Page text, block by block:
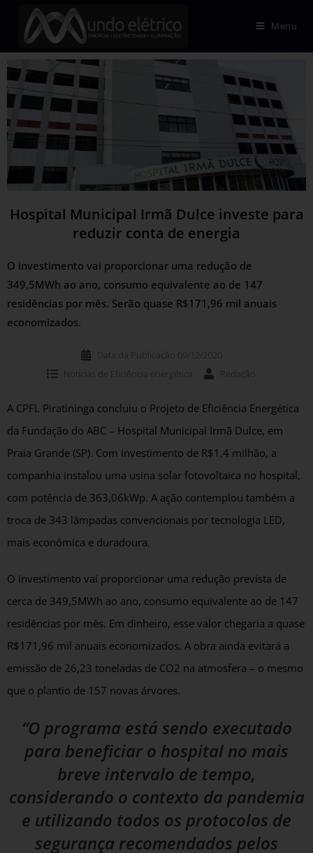
Menu
Hospital Municipal Irmã Dulce investe para
reduzir conta de energia
O investimento vai proporcionar uma redução de
349,5MWh ao ano, consumo equivalente ao de 147
residências por mês. Serão quase R$171,96 mil anuais
economizados.
Data da Publicação
09/12/2020
Notícias de
Eficiência energética Redação
A CPFL Piratininga concluiu o Projeto de Eficiência Energética
da Fundação do ABC – Hospital Municipal Irmã Dulce, em
Praia Grande (SP). Com investimento de R$1,4 milhão, a
companhia instalou uma usina solar fotovoltaica no hospital,
com potência de 363,06kWp. A ação contemplou também a
troca de 343 lâmpadas convencionais por tecnologia LED,
mais econômica e duradoura.
O investimento vai proporcionar uma redução prevista de
cerca de 349,5MWh ao ano, consumo equivalente ao de 147
residências por mês. Em dinheiro, esse valor chegaria a quase
R$171,96 mil anuais economizados. A obra ainda evitará a
emissão de 26,23 toneladas de CO2 na atmosfera – o mesmo
que o plantio de 157 novas árvores.
“O programa está sendo executado
para beneficiar o hospital no mais
breve intervalo de tempo,
considerando o contexto da pandemia
e utilizando todos os protocolos de
segurança recomendados pelos